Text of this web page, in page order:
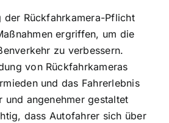
der Rückfahrkamera-Pflicht
ergriffen, um die
zu verbessern.
von Rückfahrkameras
und das Fahrerlebnis
und angenehmer gestaltet
dass Autofahrer sich über